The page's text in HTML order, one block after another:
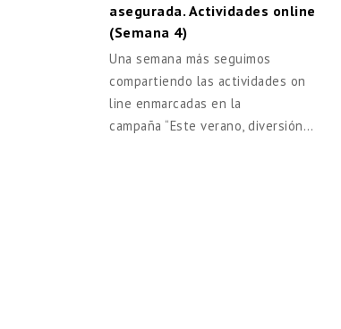
asegurada. Actividades online
(Semana 4)
Una semana más seguimos
compartiendo las actividades on
line enmarcadas en la
campaña “Este verano, diversión…